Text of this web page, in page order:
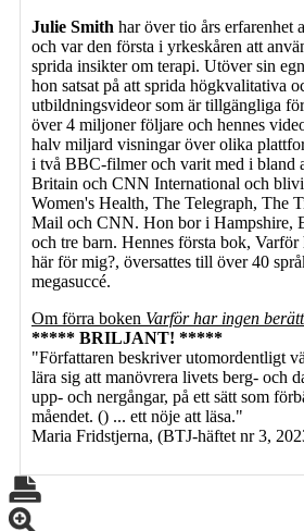
Julie Smith har över tio års erfarenhet
och var den första i yrkeskåren att
sprida insikter om terapi. Utöver sin
hon satsat på att sprida högkvalitativa
utbildningsvideor som är tillgängliga
över 4 miljoner följare och hennes
halv miljard visningar över olika
i två BBC-filmer och varit med i bland
Britain och CNN International och
Women's Health, The Telegraph, The
Mail och CNN. Hon bor i Hampshire,
och tre barn. Hennes första bok, Varför
här för mig?, översattes till över 40
megasuccé.
Om förra boken Varför har ingen
***** BRILJANT! *****
"Författaren beskriver utomordentligt
lära sig att manövrera livets berg- och
upp- och nergångar, på ett sätt som
måendet. () ... ett nöje att läsa."
Maria Fridstjerna, (BTJ-häftet nr 3,